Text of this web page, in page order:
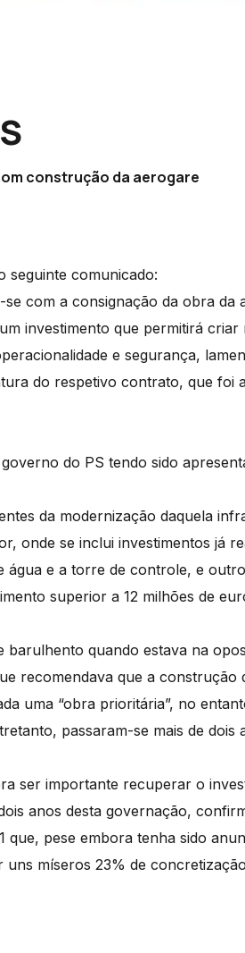
construção da aerogare
seguinte comunicado:
com a consignação da obra
investimento que permitirá
e segurança,
do respetivo contrato, que foi
do PS tendo sido
da modernização daquela
onde se inclui investimentos já
água e a torre de controle, e
superior a 12 milhões de
quando estava na
recomendava que a construção
uma “obra prioritária”, no
passaram-se mais de dois
ser importante recuperar o
anos desta governação,
que, pese embora tenha sido
míseros 23% de